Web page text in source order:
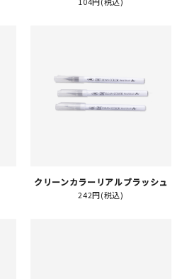
クリーンカラーリアルブラッシュ
242円(税込)